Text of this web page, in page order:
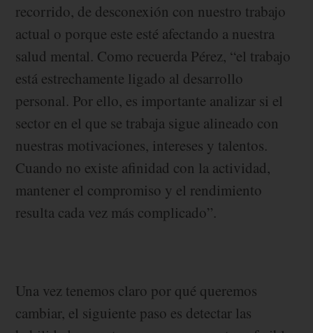
recorrido, de desconexión con nuestro trabajo
actual o porque este esté afectando a nuestra
salud mental. Como recuerda Pérez, “el trabajo
está estrechamente ligado al desarrollo
personal. Por ello, es importante analizar si el
sector en el que se trabaja sigue alineado con
nuestras motivaciones, intereses y talentos.
Cuando no existe afinidad con la actividad,
mantener el compromiso y el rendimiento
resulta cada vez más complicado”.
Una vez tenemos claro por qué queremos
cambiar, el siguiente paso es detectar las